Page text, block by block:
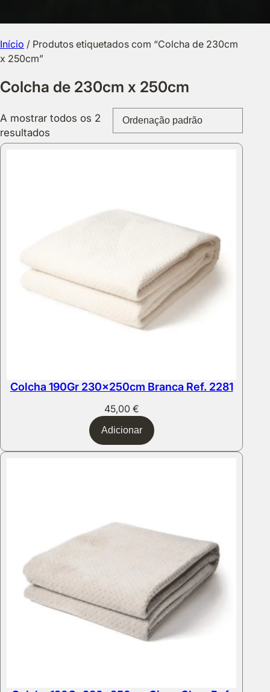
Início / Produtos etiquetados com “Colcha de 230cm
x 250cm”
Colcha de 230cm x 250cm
A mostrar todos os 2
resultados
Colcha 190Gr 230x250cm Branca Ref. 2281
45,00 €
Adicionar